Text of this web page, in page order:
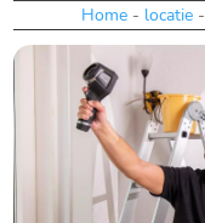
Home- locatie-